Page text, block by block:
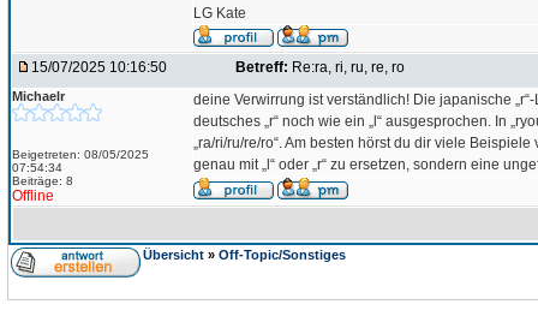
LG Kate
15/07/2025 10:16:50 Betreff: Re:ra, ri, ru, re, ro
Michaelr
Beigetreten: 08/05/2025
07:54:34
Beiträge: 8
Offline
deine Verwirrung ist verständlich! Die japanische
deutsches „r“ noch wie ein „l“ ausgesprochen. In
„ra/ri/ru/re/ro“. Am besten hörst du dir viele
genau mit „l“ oder „r“ zu ersetzen, sondern eine
Übersicht » Off-Topic/Sonstiges